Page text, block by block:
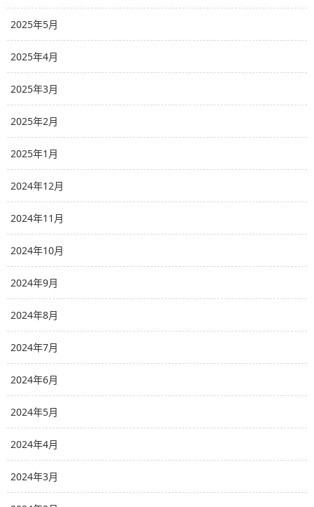
2025年5月
2025年4月
2025年3月
2025年2月
2025年1月
2024年12月
2024年11月
2024年10月
2024年9月
2024年8月
2024年7月
2024年6月
2024年5月
2024年4月
2024年3月